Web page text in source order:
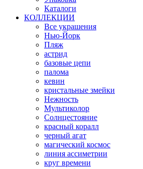
Каталоги
КОЛЛЕКЦИИ
Все украшения
Нью-Йорк
Пляж
астрид
базовые цепи
палома
кевин
кристальные змейки
Нежность
Мультиколор
Солнцестояние
красный коралл
черный агат
магический космос
линия ассиметрии
круг времени